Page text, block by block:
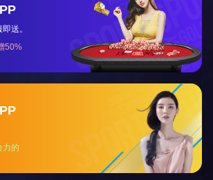
共安全等领域的
了中国核工业“两
新时代的传承和
这一期“党课
的艰苦奋斗历程